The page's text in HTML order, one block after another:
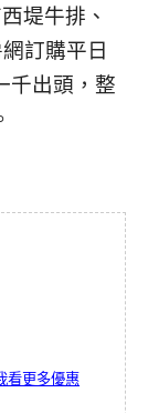
堤牛排、
訂購平日
千出頭，整
看更多優惠